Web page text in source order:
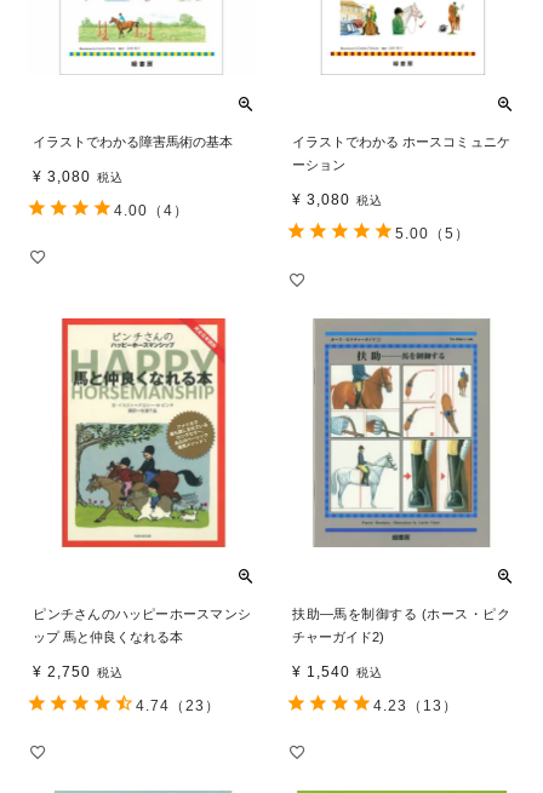
イラストでわかる障害馬術の基本
¥ 3,080 税込
4.00 （4）
イラストでわかる ホースコミュニケ
ーション
¥ 3,080 税込
5.00 （5）
ピンチさんのハッピーホースマンシ
ップ 馬と仲良くなれる本
¥ 2,750 税込
4.74 （23）
扶助―馬を制御する (ホース・ピク
チャーガイド2)
¥ 1,540 税込
4.23 （13）